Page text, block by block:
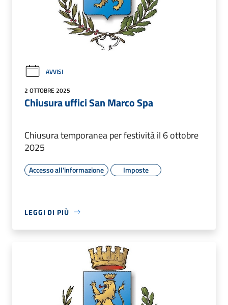
AVVISI
2 OTTOBRE 2025
Chiusura uffici San Marco Spa
Chiusura temporanea per festività il 6 ottobre
2025
Accesso all'informazione Imposte
LEGGI DI PIÙ